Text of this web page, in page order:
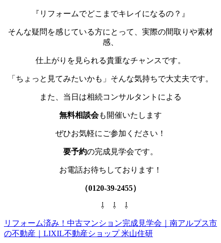
『リフォームでどこまでキレイになるの？』
そんな疑問を感じている方にとって、実際の間取りや素材
感、
仕上がりを見られる貴重なチャンスです。
「ちょっと見てみたいかも」そんな気持ちで大丈夫です。
また、当日は相続コンサルタントによる
無料相談会も開催いたします
ぜひお気軽にご参加ください！
要予約の完成見学会です。
お電話お待ちしております！
（0120-39-2455）
⇩ ⇩ ⇩
リフォーム済み！中古マンション完成見学会｜南アルプス市
の不動産｜LIXIL不動産ショップ 米山住研